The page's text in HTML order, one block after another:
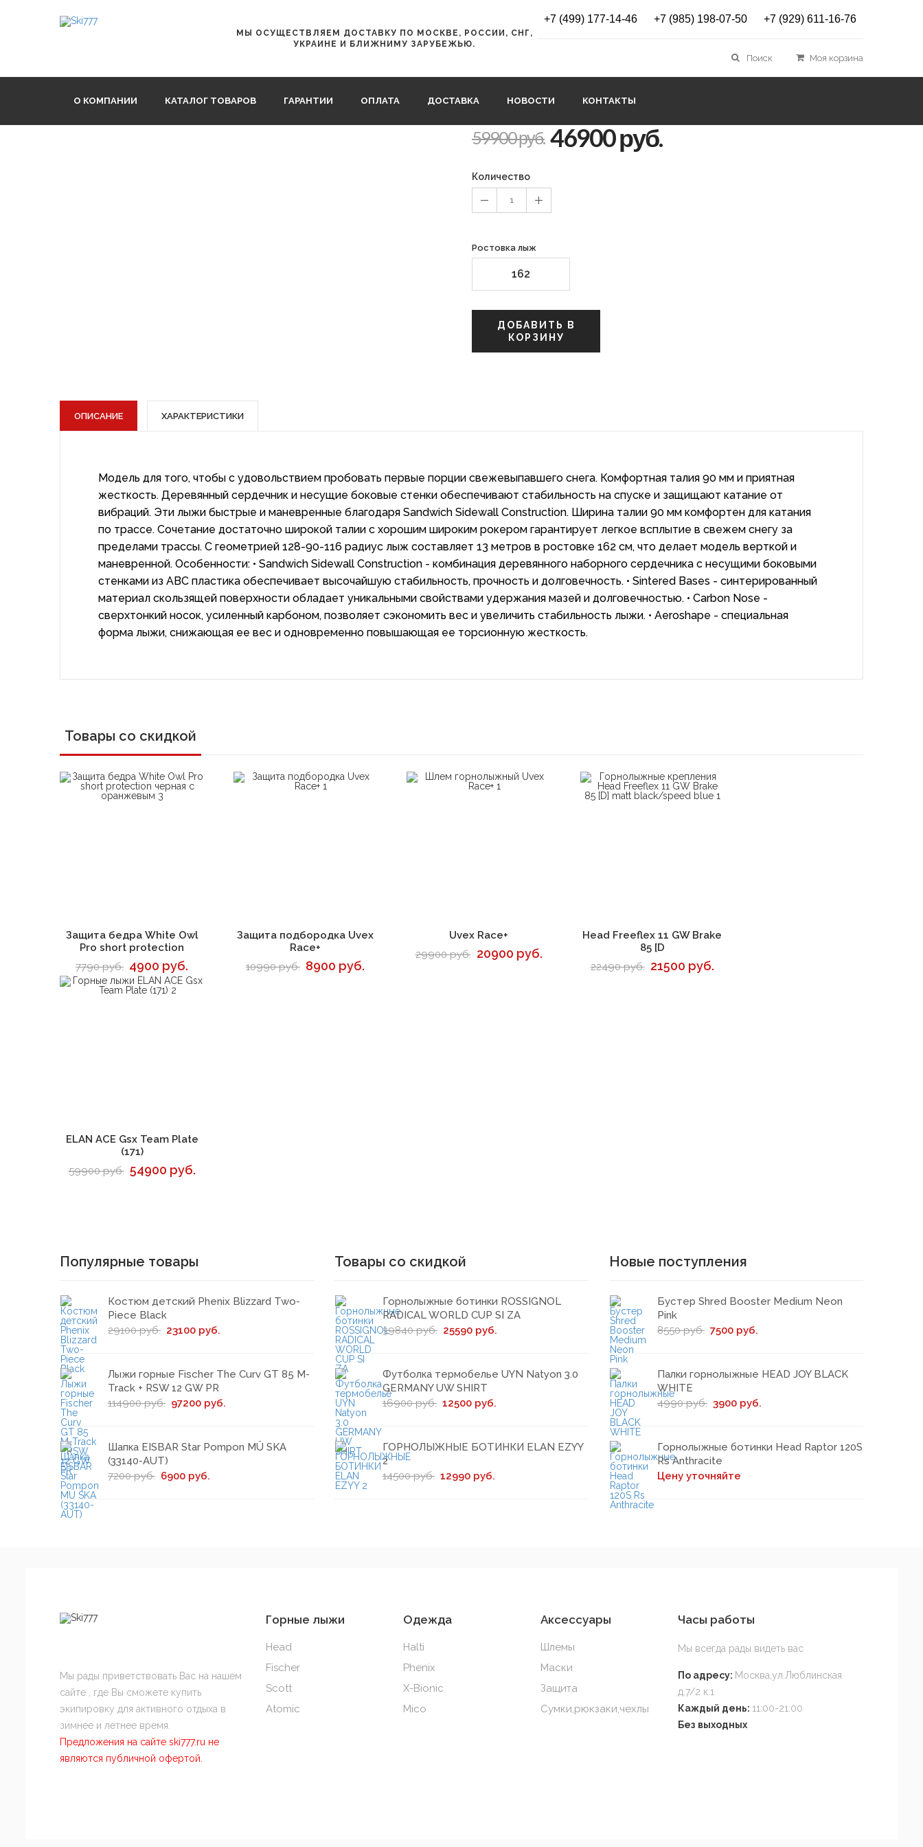
МЫ ОСУЩЕСТВЛЯЕМ ДОСТАВКУ ПО МОСКВЕ, РОССИИ, СНГ,
УКРАИНЕ И БЛИЖНИМУ ЗАРУБЕЖЬЮ.
+7 (499) 177-14-46 +7 (985) 198-07-50 +7 (929) 611-16-76
Поиск Моя корзина
О КОМПАНИИ КАТАЛОГ ТОВАРОВ ГАРАНТИИ ОПЛАТА ДОСТАВКА НОВОСТИ КОНТАКТЫ
Горные лыжи FISCHER XTR RANGER
TWIN + RSW 10 PR
P22224
59900 руб. 46900 руб.
Количество
1
Ростовка лыж
162
ДОБАВИТЬ В
КОРЗИНУ
ОПИСАНИЕ ХАРАКТЕРИСТИКИ
Модель для того, чтобы с удовольствием пробовать первые порции свежевыпавшего снега. Комфортная талия 90 мм и приятная
жесткость. Деревянный сердечник и несущие боковые стенки обеспечивают стабильность на спуске и защищают катание от
вибраций. Эти лыжи быстрые и маневренные благодаря Sandwich Sidewall Construction. Ширина талии 90 мм комфортен для катания
по трассе. Сочетание достаточно широкой талии с хорошим широким рокером гарантирует легкое всплытие в свежем снегу за
пределами трассы. С геометрией 128-90-116 радиус лыж составляет 13 метров в ростовке 162 см, что делает модель верткой и
маневренной. Особенности: • Sandwich Sidewall Construction - комбинация деревянного наборного сердечника с несущими боковыми
стенками из ABC пластика обеспечивает высочайшую стабильность, прочность и долговечность. • Sintered Bases - синтерированный
материал скользящей поверхности обладает уникальными свойствами удержания мазей и долговечностью. • Carbon Nose -
сверхтонкий носок, усиленный карбоном, позволяет сэкономить вес и увеличить стабильность лыжи. • Aeroshape - специальная
форма лыжи, снижающая ее вес и одновременно повышающая ее торсионную жесткость.
Товары со скидкой
В корзину
Защита бедра White Owl
Pro short protection
7790 руб. 4900 руб.
В корзину
Защита подбородка Uvex
Race+
10990 руб. 8900 руб.
В корзину
Uvex Race+
29900 руб. 20900 руб.
В корзину
Head Freeflex 11 GW Brake
85 [D
22490 руб. 21500 руб.
В корзину
ELAN ACE Gsx Team Plate
(171)
59900 руб. 54900 руб.
Популярные товары
Костюм детский Phenix Blizzard Two-
Piece Black
29100 руб. 23100 руб.
Лыжи горные Fischer The Curv GT 85 M-
Track + RSW 12 GW PR
114900 руб. 97200 руб.
Шапка EISBAR Star Pompon MÜ SKA
(33140-AUT)
7200 руб. 6900 руб.
Товары со скидкой
Горнолыжные ботинки ROSSIGNOL
RADICAL WORLD CUP SI ZA
39840 руб. 25590 руб.
Футболка термобелье UYN Natyon 3.0
GERMANY UW SHIRT
16900 руб. 12500 руб.
ГОРНОЛЫЖНЫЕ БОТИНКИ ELAN EZYY
2
14500 руб. 12990 руб.
Новые поступления
Бустер Shred Booster Medium Neon
Pink
8550 руб. 7500 руб.
Палки горнолыжные HEAD JOY BLACK
WHITE
4990 руб. 3900 руб.
Горнолыжные ботинки Head Raptor 120S
Rs Anthracite
Цену уточняйте
Мы рады приветствовать Вас на нашем
сайте , где Вы сможете купить
экипировку для активного отдыха в
зимнее и летнее время.
Предложения на сайте ski777.ru не
являются публичной офертой.
Горные лыжи
Head
Fischer
Scott
Atomic
Одежда
Halti
Phenix
X-Bionic
Mico
Аксессуары
Шлемы
Маски
Защита
Сумки,рюкзаки,чехлы
Часы работы
Мы всегда рады видеть вас
По адресу: Москва,ул.Люблинская
д.7/2 к.1
Каждый день: 11:00-21:00
Без выходных